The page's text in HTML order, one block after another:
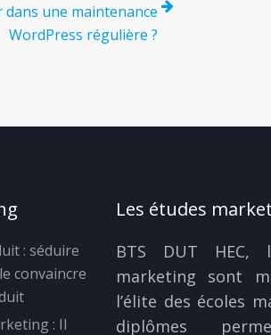
une maintenance
WordPress régulière ?
: séduire
convaincre
: Il
Les études
BTS DUT HEC,
marketing sont
l’élite des écoles
diplômes